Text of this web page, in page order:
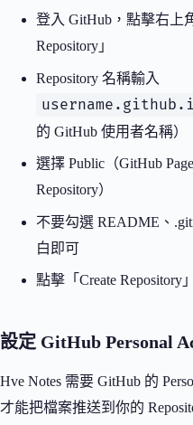
登入 GitHub，點擊右上
Repository」
Repository 名稱輸入
的 GitHub 使用者名稱）
選擇 Public（GitHub
Repository）
不要勾選 README、
白即可
點擊「Create Repository
設定 GitHub Personal
Hve Notes 需要 GitHub 的
才能把檔案推送到你的